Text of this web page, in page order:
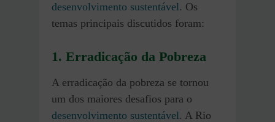
desenvolvimento sustentável. Os
temas principais discutidos foram:
1. Erradicação da Pobreza
A erradicação da pobreza se tornou
um dos maiores desafios para o
desenvolvimento sustentável. A Rio